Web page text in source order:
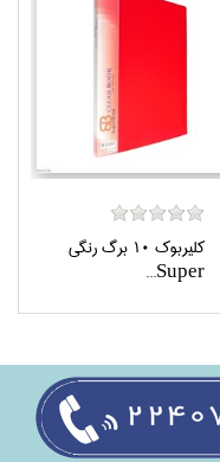
كليربوك 10 برگ رنگي
Super...